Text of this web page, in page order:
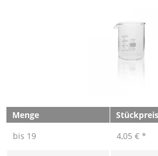
Menge
Stückpreis
bis 19 4,05 € *